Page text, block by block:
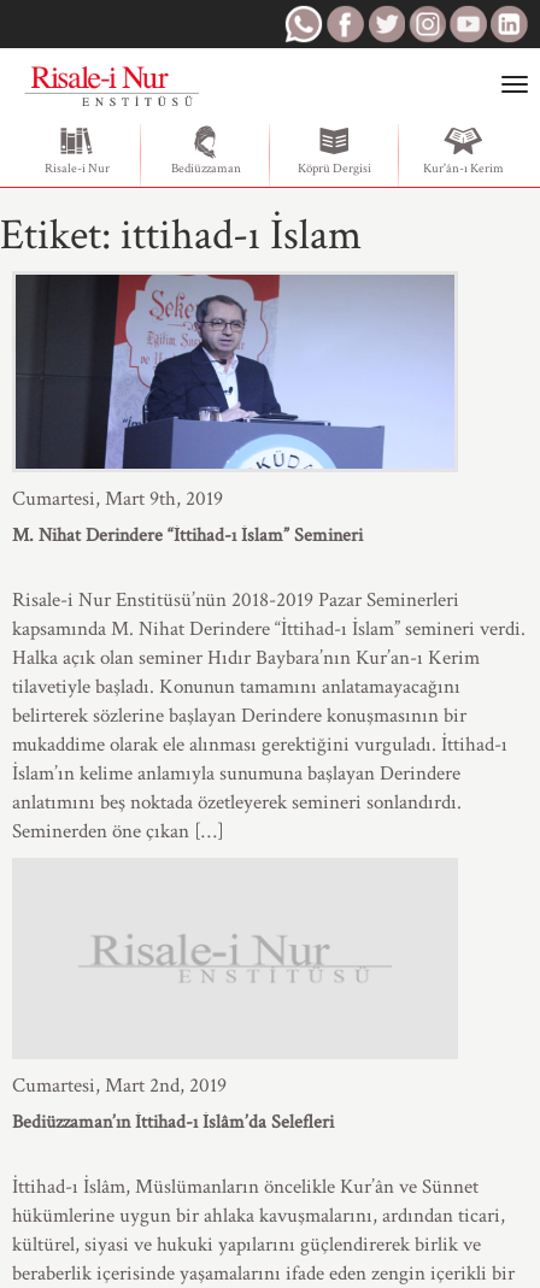
Risale-i Nur Bediüzzaman Köprü Dergisi Kur'ân-ı Kerim
Etiket: ittihad-ı İslam
Cumartesi, Mart 9th, 2019
M. Nihat Derindere “İttihad-ı İslam” Semineri
Risale-i Nur Enstitüsü’nün 2018-2019 Pazar Seminerleri
kapsamında M. Nihat Derindere “İttihad-ı İslam” semineri verdi.
Halka açık olan seminer Hıdır Baybara’nın Kur’an-ı Kerim
tilavetiyle başladı. Konunun tamamını anlatamayacağını
belirterek sözlerine başlayan Derindere konuşmasının bir
mukaddime olarak ele alınması gerektiğini vurguladı. İttihad-ı
İslam’ın kelime anlamıyla sunumuna başlayan Derindere
anlatımını beş noktada özetleyerek semineri sonlandırdı.
Seminerden öne çıkan […]
Cumartesi, Mart 2nd, 2019
Bediüzzaman’ın İttihad-ı İslâm’da Selefleri
İttihad-ı İslâm, Müslümanların öncelikle Kur’ân ve Sünnet
hükümlerine uygun bir ahlaka kavuşmalarını, ardından ticari,
kültürel, siyasi ve hukuki yapılarını güçlendirerek birlik ve
beraberlik içerisinde yaşamalarını ifade eden zengin içerikli bir